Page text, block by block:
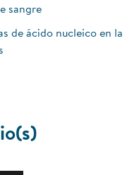
sangre
de ácido nucleico en la